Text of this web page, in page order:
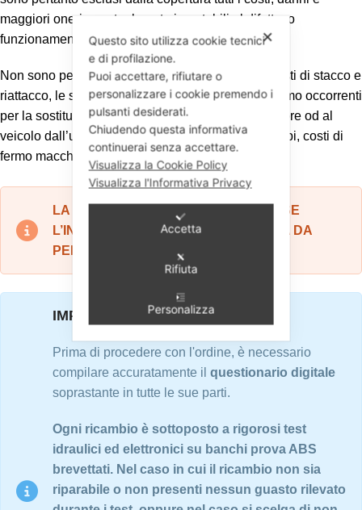
maggiori oneri eventualmente imputabili al difettoso
funzionamento degli stessi.
Non sono pertanto contemplati nella garanzia i costi di stacco e
riattacco, le spese di trasporto, i materiali dì consumo occorrenti
per la sostituzione, eventuali danni arrecati al motore od al
veicolo dall’utilizzo corretto od improprio dei ricambi, costi di
fermo macchina, etc...
LA GARANZIA RESTA VALIDA SOLO SE
L’INSTALLAZIONE VIENE EFFETUATA DA
PERSONALE QUALIFITICATO.
IMPORTANTE
Prima di procedere con l'ordine, è necessario
compilare accuratamente il questionario digitale
soprastante in tutte le sue parti.
Ogni ricambio è sottoposto a rigorosi test
idraulici ed elettronici su banchi prova ABS
brevettati. Nel caso in cui il ricambio non sia
riparabile o non presenti nessun guasto rilevato
✕
Questo sito utilizza cookie tecnici
e di profilazione.
Puoi accettare, rifiutare o
personalizzare i cookie premendo i
pulsanti desiderati.
Chiudendo questa informativa
continuerai senza accettare.
Visualizza la Cookie Policy
Visualizza l'Informativa Privacy
Accetta
Rifiuta
Personalizza